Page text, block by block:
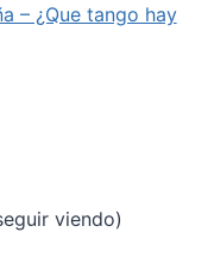
– ¿Que tango hay
viendo)